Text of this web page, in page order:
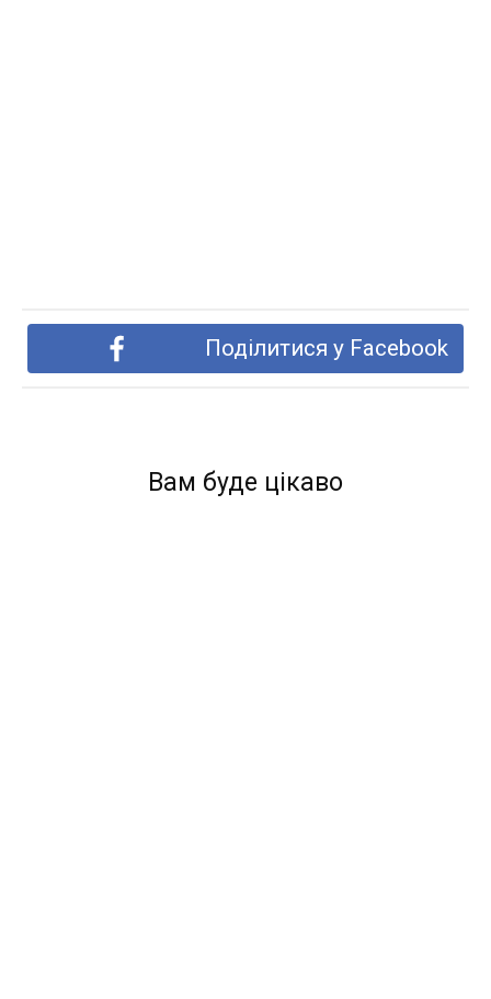
Поділитися у Facebook
Вам буде цікаво